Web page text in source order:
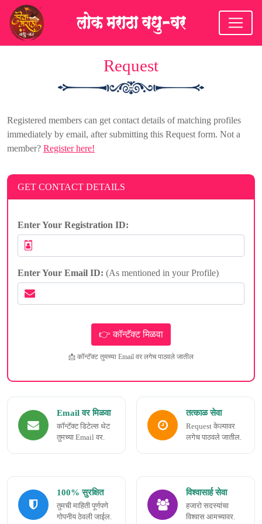
Request
Registered members can get contact details of matching profiles
immediately by email, after submitting this Request form. Not a
member? Register here!
GET CONTACT DETAILS
Enter Your Registration ID:
Enter Your Email ID: (As mentioned in your Profile)
📩 कॉन्टॅक्ट तुमच्या Email वर लगेच पाठवले जातील
Email वर मिळवा
कॉन्टॅक्ट डिटेल्स थेट
तुमच्या Email वर.
तत्काळ सेवा
Request केल्यावर
लगेच पाठवले जातील.
100% सुरक्षित
तुमची माहिती पूर्णपणे
गोपनीय ठेवली जाईल.
विश्वासार्ह सेवा
हजारो सदस्यांचा
विश्वास आमच्यावर.